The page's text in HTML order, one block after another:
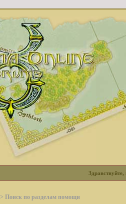
Здравствуйте,
> Поиск по разделам помощи